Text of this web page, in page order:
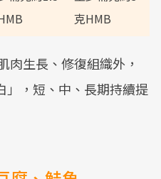
克HMB
肉生長、修復組織外，
」，短、中、長期持續提